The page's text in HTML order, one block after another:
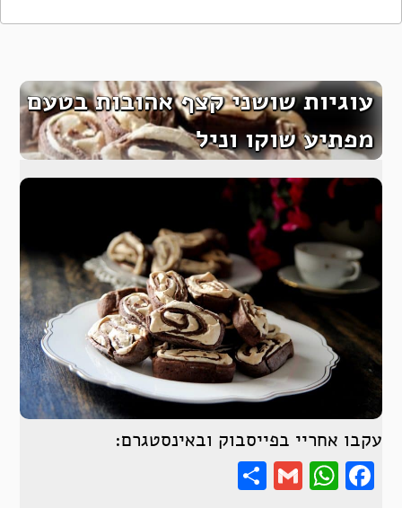
עוגיות שושני קצף אהובות בטעם
מפתיע שוקו וניל
עקבו אחריי בפייסבוק ובאינסטגרם:
Facebook
WhatsApp
Gmail